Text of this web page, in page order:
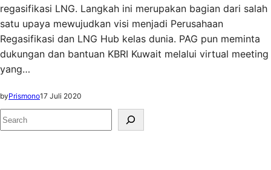
regasifikasi LNG. Langkah ini merupakan bagian dari salah
satu upaya mewujudkan visi menjadi Perusahaan
Regasifikasi dan LNG Hub kelas dunia. PAG pun meminta
dukungan dan bantuan KBRI Kuwait melalui virtual meeting
yang…
byPrismono17 Juli 2020
S
e